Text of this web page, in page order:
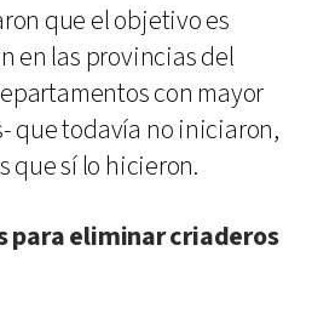
que el objetivo es
en las provincias del
con mayor
que todavía no iniciaron,
que sí lo hicieron.
para eliminar criaderos